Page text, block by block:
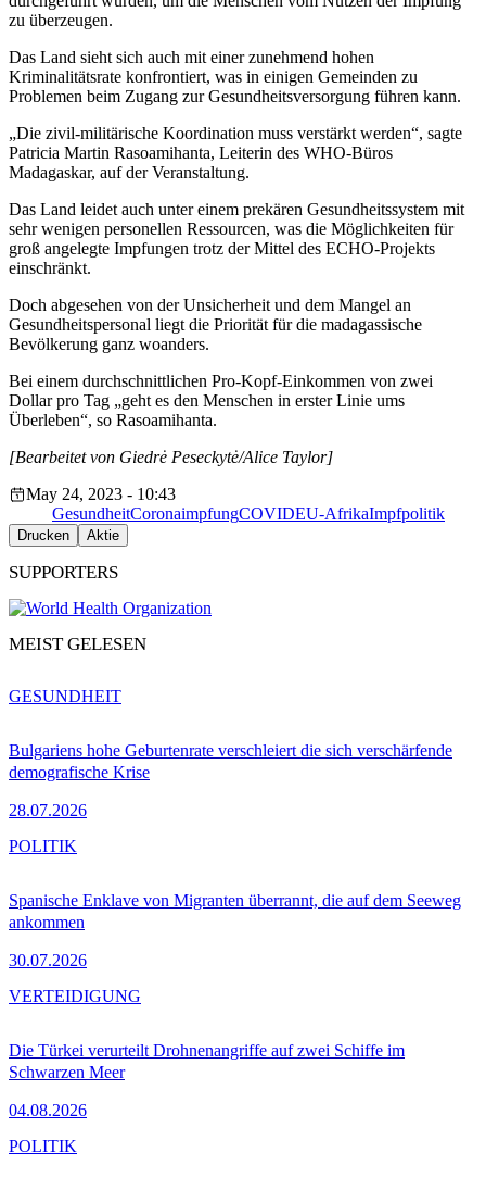
zu überzeugen.
Das Land sieht sich auch mit einer zunehmend hohen
Kriminalitätsrate konfrontiert, was in einigen Gemeinden zu
Problemen beim Zugang zur Gesundheitsversorgung führen kann.
„Die zivil-militärische Koordination muss verstärkt werden“, sagte
Patricia Martin Rasoamihanta, Leiterin des WHO-Büros
Madagaskar, auf der Veranstaltung.
Das Land leidet auch unter einem prekären Gesundheitssystem mit
sehr wenigen personellen Ressourcen, was die Möglichkeiten für
groß angelegte Impfungen trotz der Mittel des ECHO-Projekts
einschränkt.
Doch abgesehen von der Unsicherheit und dem Mangel an
Gesundheitspersonal liegt die Priorität für die madagassische
Bevölkerung ganz woanders.
Bei einem durchschnittlichen Pro-Kopf-Einkommen von zwei
Dollar pro Tag „geht es den Menschen in erster Linie ums
Überleben“, so Rasoamihanta.
[Bearbeitet von Giedrė Peseckytė/Alice Taylor]
May 24, 2023 - 10:43
GesundheitCoronaimpfungCOVIDEU-AfrikaImpfpolitik
Drucken Aktie
SUPPORTERS
MEIST GELESEN
Bulgariens hohe Geburtenrate verschleiert die sich verschärfende
demografische Krise
28.07.2026
GESUNDHEIT
Spanische Enklave von Migranten überrannt, die auf dem Seeweg
ankommen
30.07.2026
POLITIK
Die Türkei verurteilt Drohnenangriffe auf zwei Schiffe im
Schwarzen Meer
04.08.2026
VERTEIDIGUNG
POLITIK